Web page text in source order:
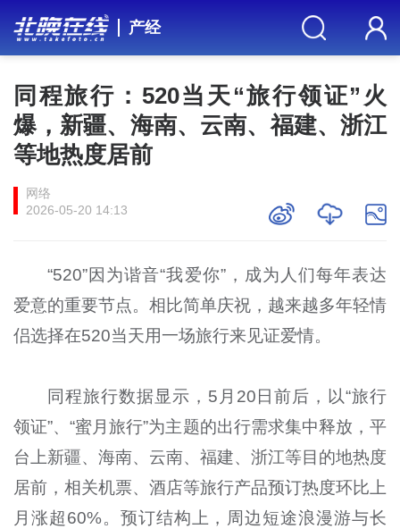
产经
同程旅行：520当天“旅行领证”火
爆，新疆、海南、云南、福建、浙江
等地热度居前
网络
2026-05-20 14:13
“520”因为谐音“我爱你”，成为人们每年表达
爱意的重要节点。相比简单庆祝，越来越多年轻情
侣选择在520当天用一场旅行来见证爱情。
同程旅行数据显示，5月20日前后，以“旅行
领证”、“蜜月旅行”为主题的出行需求集中释放，平
台上新疆、海南、云南、福建、浙江等目的地热度
居前，相关机票、酒店等旅行产品预订热度环比上
月涨超60%。预订结构上，周边短途浪漫游与长